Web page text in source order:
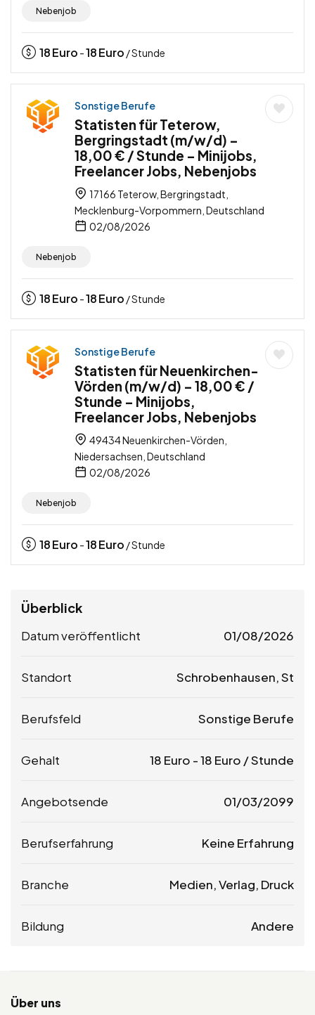
Nebenjob
18Euro -18Euro / Stunde
Sonstige Berufe
Statisten für Teterow,
Bergringstadt (m/w/d) –
18,00 € / Stunde – Minijobs,
Freelancer Jobs, Nebenjobs
17166 Teterow, Bergringstadt,
Mecklenburg-Vorpommern, Deutschland
02/08/2026
Nebenjob
18Euro -18Euro / Stunde
Sonstige Berufe
Statisten für Neuenkirchen-
Vörden (m/w/d) – 18,00 € /
Stunde – Minijobs,
Freelancer Jobs, Nebenjobs
49434 Neuenkirchen-Vörden,
Niedersachsen, Deutschland
02/08/2026
Nebenjob
18Euro -18Euro / Stunde
Überblick
Datum veröffentlicht 01/08/2026
Standort Schrobenhausen, St
Berufsfeld Sonstige Berufe
Gehalt 18 Euro -18 Euro / Stunde
Angebotsende 01/03/2099
Berufserfahrung Keine Erfahrung
Branche Medien, Verlag, Druck
Bildung Andere
Über uns